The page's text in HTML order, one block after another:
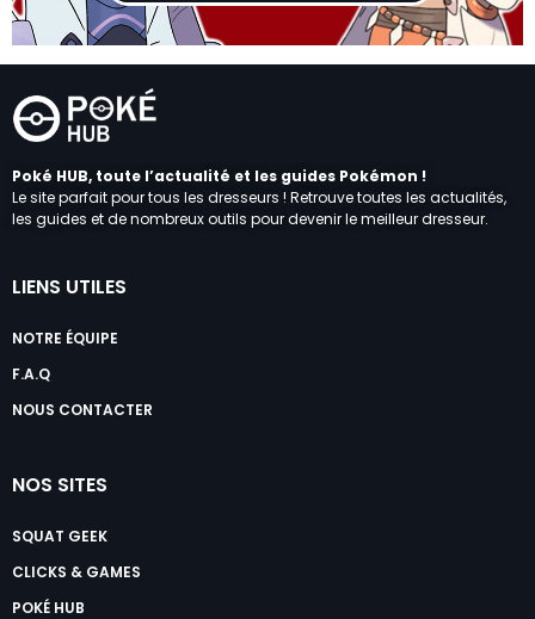
Poké HUB, toute l’actualité et les guides Pokémon !
Le site parfait pour tous les dresseurs ! Retrouve toutes les actualités,
les guides et de nombreux outils pour devenir le meilleur dresseur.
LIENS UTILES
NOTRE ÉQUIPE
F.A.Q
NOUS CONTACTER
NOS SITES
SQUAT GEEK
CLICKS & GAMES
POKÉ HUB